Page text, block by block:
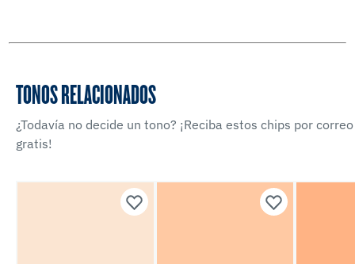
TONOS RELACIONADOS
¿Todavía no decide un tono? ¡Reciba estos chips por correo
gratis!